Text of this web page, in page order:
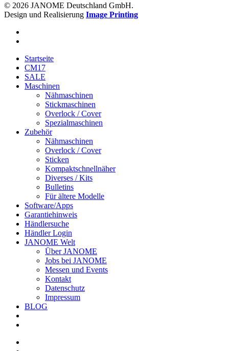
© 2026 JANOME Deutschland GmbH.
Design und Realisierung Image Printing
Startseite
CM17
SALE
Maschinen
Nähmaschinen
Stickmaschinen
Overlock / Cover
Spezialmaschinen
Zubehör
Nähmaschinen
Overlock / Cover
Sticken
Kompaktschnellnäher
Diverses / Kits
Bulletins
Für ältere Modelle
Software/Apps
Garantiehinweis
Händlersuche
Händler Login
JANOME Welt
Über JANOME
Jobs bei JANOME
Messen und Events
Kontakt
Datenschutz
Impressum
BLOG